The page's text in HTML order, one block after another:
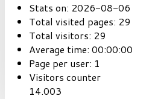
Stats on: 2026-08-06
Total visited pages: 29
Total visitors: 29
Average time: 00:00:00
Page per user: 1
Visitors counter
14.003